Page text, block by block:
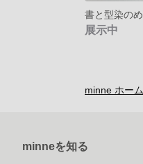
展示中
minne ホーム
minneを知る